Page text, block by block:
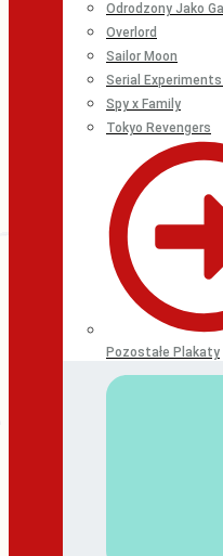
Odrodzony Jako
Overlord
Sailor Moon
Serial Experiments
Spy x Family
Tokyo Revengers
Pozostałe Plakaty